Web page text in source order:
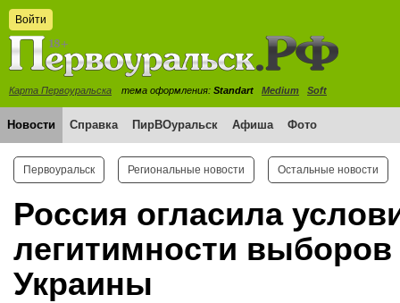
Войти
Карта Первоуральска тема оформления: Standart Medium Soft
Новости Справка ПирВОуральск Афиша Фото
Первоуральск Региональные новости Остальные новости
Россия огласила
легитимности выборов
Украины